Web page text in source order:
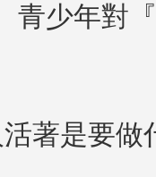
青少年對
活著是要